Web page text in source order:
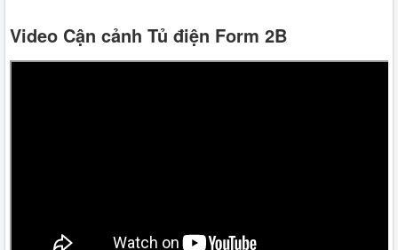
Video Cận cảnh Tủ điện Form 2B